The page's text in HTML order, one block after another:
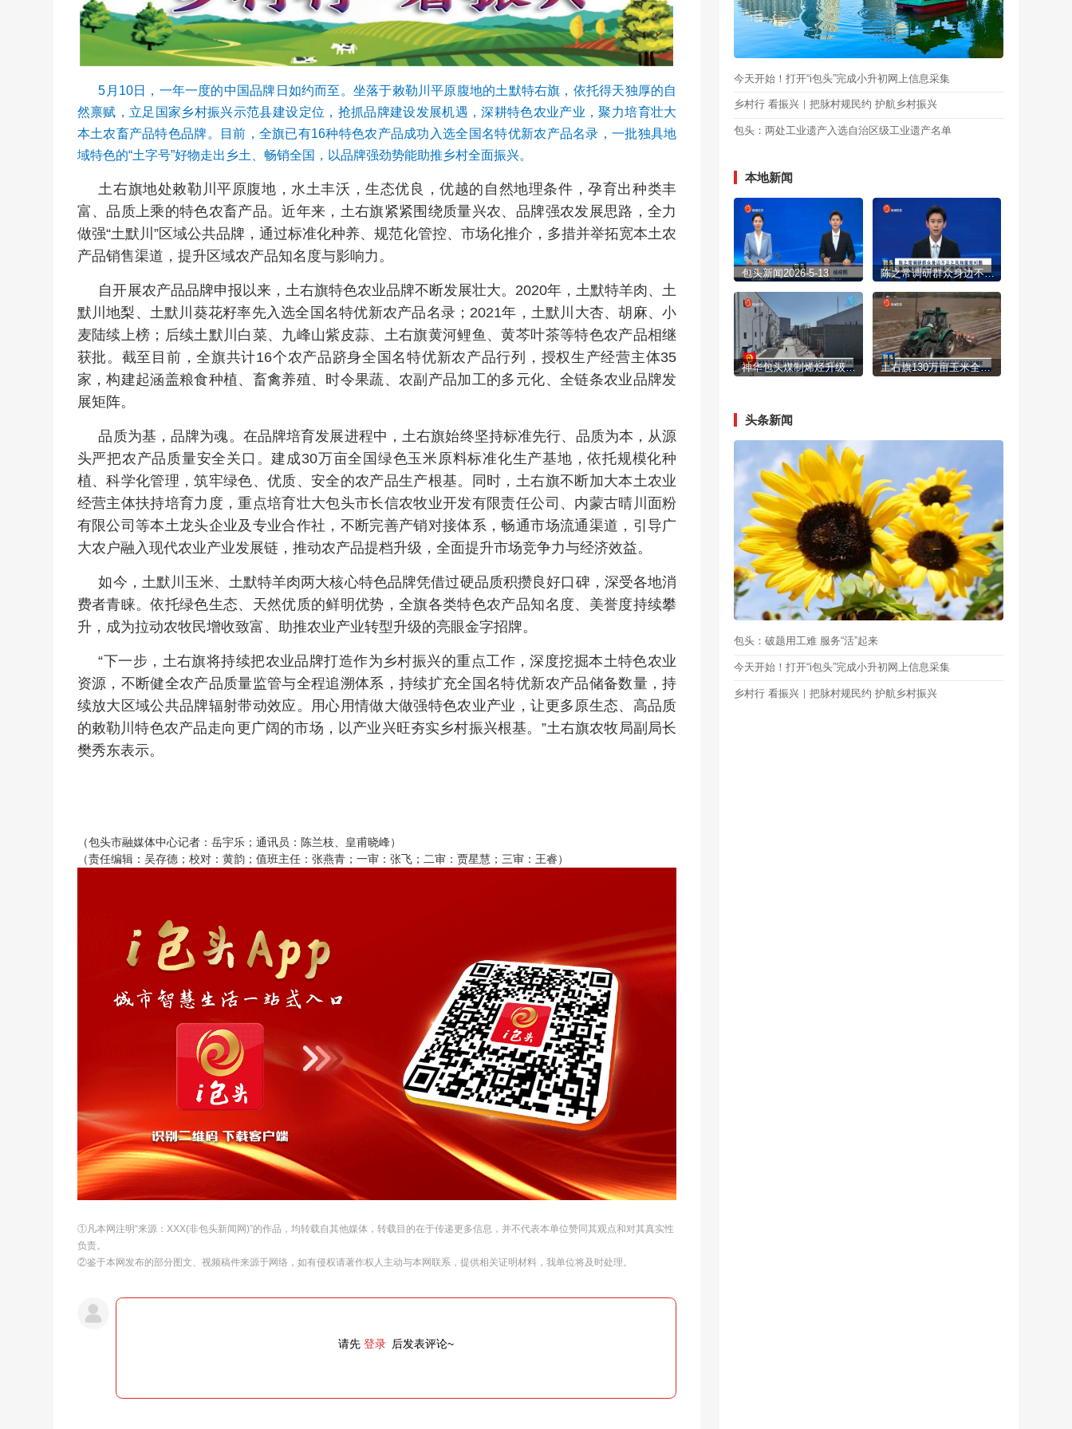
5月10日，一年一度的中国品牌日如约而至。坐落于敕勒川平原腹地的土默特右旗，依托得天独厚的自
然禀赋，立足国家乡村振兴示范县建设定位，抢抓品牌建设发展机遇，深耕特色农业产业，聚力培育壮大
本土农畜产品特色品牌。目前，全旗已有16种特色农产品成功入选全国名特优新农产品名录，一批独具地
域特色的“土字号”好物走出乡土、畅销全国，以品牌强劲势能助推乡村全面振兴。
土右旗地处敕勒川平原腹地，水土丰沃，生态优良，优越的自然地理条件，孕育出种类丰
富、品质上乘的特色农畜产品。近年来，土右旗紧紧围绕质量兴农、品牌强农发展思路，全力
做强“土默川”区域公共品牌，通过标准化种养、规范化管控、市场化推介，多措并举拓宽本土农
产品销售渠道，提升区域农产品知名度与影响力。
自开展农产品品牌申报以来，土右旗特色农业品牌不断发展壮大。2020年，土默特羊肉、土
默川地梨、土默川葵花籽率先入选全国名特优新农产品名录；2021年，土默川大杏、胡麻、小
麦陆续上榜；后续土默川白菜、九峰山紫皮蒜、土右旗黄河鲤鱼、黄芩叶茶等特色农产品相继
获批。截至目前，全旗共计16个农产品跻身全国名特优新农产品行列，授权生产经营主体35
家，构建起涵盖粮食种植、畜禽养殖、时令果蔬、农副产品加工的多元化、全链条农业品牌发
展矩阵。
品质为基，品牌为魂。在品牌培育发展进程中，土右旗始终坚持标准先行、品质为本，从源
头严把农产品质量安全关口。建成30万亩全国绿色玉米原料标准化生产基地，依托规模化种
植、科学化管理，筑牢绿色、优质、安全的农产品生产根基。同时，土右旗不断加大本土农业
经营主体扶持培育力度，重点培育壮大包头市长信农牧业开发有限责任公司、内蒙古晴川面粉
有限公司等本土龙头企业及专业合作社，不断完善产销对接体系，畅通市场流通渠道，引导广
大农户融入现代农业产业发展链，推动农产品提档升级，全面提升市场竞争力与经济效益。
如今，土默川玉米、土默特羊肉两大核心特色品牌凭借过硬品质积攒良好口碑，深受各地消
费者青睐。依托绿色生态、天然优质的鲜明优势，全旗各类特色农产品知名度、美誉度持续攀
升，成为拉动农牧民增收致富、助推农业产业转型升级的亮眼金字招牌。
“下一步，土右旗将持续把农业品牌打造作为乡村振兴的重点工作，深度挖掘本土特色农业
资源，不断健全农产品质量监管与全程追溯体系，持续扩充全国名特优新农产品储备数量，持
续放大区域公共品牌辐射带动效应。用心用情做大做强特色农业产业，让更多原生态、高品质
的敕勒川特色农产品走向更广阔的市场，以产业兴旺夯实乡村振兴根基。”土右旗农牧局副局长
樊秀东表示。
（包头市融媒体中心记者：岳宇乐；通讯员：陈兰枝、皇甫晓峰）
（责任编辑：吴存德；校对：黄韵；值班主任：张燕青；一审：张飞；二审：贾星慧；三审：王睿）
①凡本网注明“来源：XXX(非包头新闻网)”的作品，均转载自其他媒体，转载目的在于传递更多信息，并不代表本单位赞同其观点和对其真实性
负责。
②鉴于本网发布的部分图文、视频稿件来源于网络，如有侵权请著作权人主动与本网联系，提供相关证明材料，我单位将及时处理。
请先 登录 后发表评论~
今天开始！打开“i包头”完成小升初网上信息采集
乡村行 看振兴｜把脉村规民约 护航乡村振兴
包头：两处工业遗产入选自治区级工业遗产名单
本地新闻
包头新闻2026-5-13 陈之常调研群众身边不正之风和腐败问题集中整治工作并对防汛工作提出要求
神华包头煤制烯烃升级示范项目220千伏供电工程投产送电 土右旗130万亩玉米全面开播 单产提升工程助力稳产增收
头条新闻
包头：破题用工难 服务“活”起来
今天开始！打开“i包头”完成小升初网上信息采集
乡村行 看振兴｜把脉村规民约 护航乡村振兴